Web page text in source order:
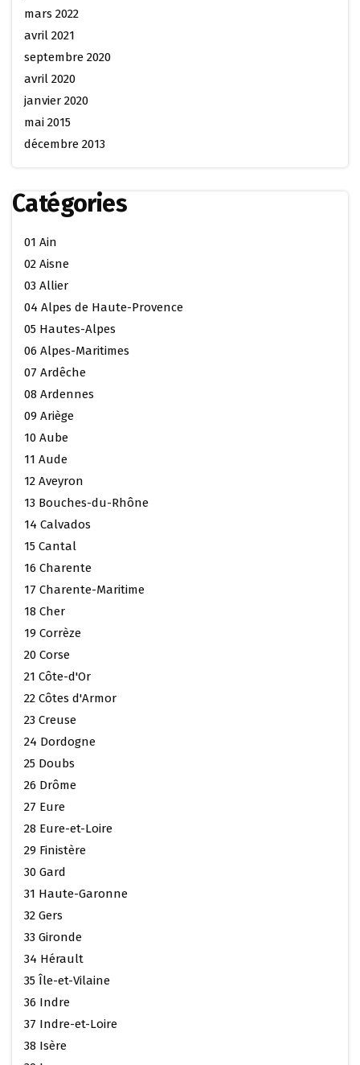
mars 2022
avril 2021
septembre 2020
avril 2020
janvier 2020
mai 2015
décembre 2013
Catégories
01 Ain
02 Aisne
03 Allier
04 Alpes de Haute-Provence
05 Hautes-Alpes
06 Alpes-Maritimes
07 Ardêche
08 Ardennes
09 Ariège
10 Aube
11 Aude
12 Aveyron
13 Bouches-du-Rhône
14 Calvados
15 Cantal
16 Charente
17 Charente-Maritime
18 Cher
19 Corrèze
20 Corse
21 Côte-d'Or
22 Côtes d'Armor
23 Creuse
24 Dordogne
25 Doubs
26 Drôme
27 Eure
28 Eure-et-Loire
29 Finistère
30 Gard
31 Haute-Garonne
32 Gers
33 Gironde
34 Hérault
35 Île-et-Vilaine
36 Indre
37 Indre-et-Loire
38 Isère